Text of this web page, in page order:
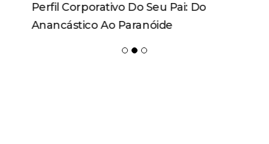
Perfil Corporativo Do Seu Pai: Do
Anancástico Ao Paranóide